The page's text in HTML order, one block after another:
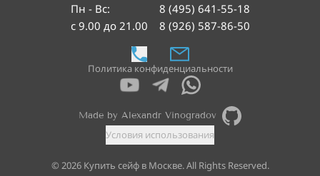
Пн - Вс:
с 9.00 до 21.00
8 (495) 641-55-18
8 (926) 587-86-50
Политика конфиденциальности
Условия использования
© 2026Купить сейф в Москве. All Rights Reserved.
Made by Alexandr Vinogradov